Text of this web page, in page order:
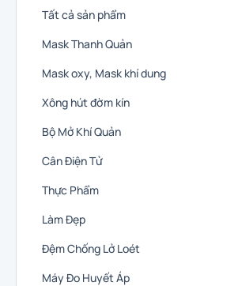
Tất cả sản phẩm
Mask Thanh Quản
Mask oxy, Mask khí dung
Xông hút đờm kín
Bộ Mở Khí Quản
Cân Điện Tử
Thực Phẩm
Làm Đẹp
Đệm Chống Lở Loét
Máy Đo Huyết Áp